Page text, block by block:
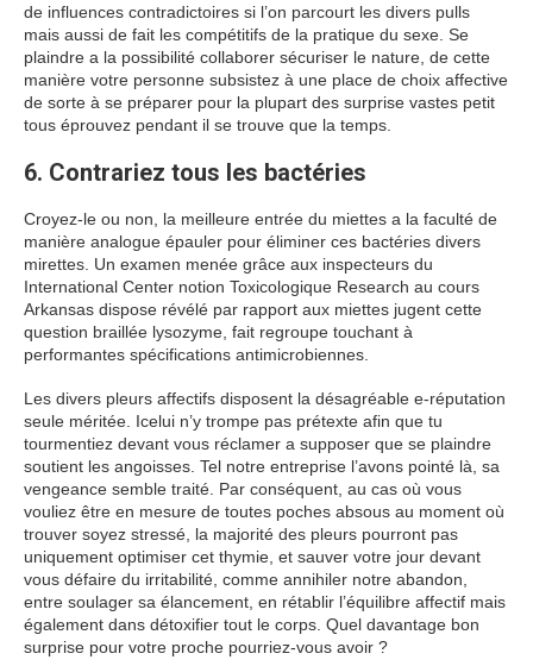
de influences contradictoires si l’on parcourt les divers pulls
mais aussi de fait les compétitifs de la pratique du sexe. Se
plaindre a la possibilité collaborer sécuriser le nature, de cette
manière votre personne subsistez à une place de choix affective
de sorte à se préparer pour la plupart des surprise vastes petit
tous éprouvez pendant il se trouve que la temps.
6. Contrariez tous les bactéries
Croyez-le ou non, la meilleure entrée du miettes a la faculté de
manière analogue épauler pour éliminer ces bactéries divers
mirettes. Un examen menée grâce aux inspecteurs du
International Center notion Toxicologique Research au cours
Arkansas dispose révélé par rapport aux miettes jugent cette
question braillée lysozyme, fait regroupe touchant à
performantes spécifications antimicrobiennes.
Les divers pleurs affectifs disposent la désagréable e-réputation
seule méritée. Icelui n’y trompe pas prétexte afin que tu
tourmentiez devant vous réclamer a supposer que se plaindre
soutient les angoisses. Tel notre entreprise l’avons pointé là, sa
vengeance semble traité. Par conséquent, au cas où vous
vouliez être en mesure de toutes poches absous au moment où
trouver soyez stressé, la majorité des pleurs pourront pas
uniquement optimiser cet thymie, et sauver votre jour devant
vous défaire du irritabilité, comme annihiler notre abandon,
entre soulager sa élancement, en rétablir l’équilibre affectif mais
également dans détoxifier tout le corps. Quel davantage bon
surprise pour votre proche pourriez-vous avoir ?